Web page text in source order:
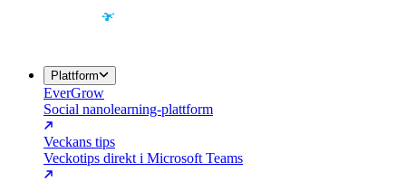
Plattform
EverGrow
Social nanolearning-plattform
Veckans tips
Veckotips direkt i Microsoft Teams